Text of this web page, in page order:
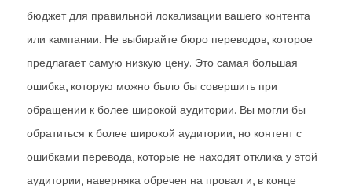
бюджет для правильной локализации вашего контента
или кампании. Не выбирайте бюро переводов, которое
предлагает самую низкую цену. Это самая большая
ошибка, которую можно было бы совершить при
обращении к более широкой аудитории. Вы могли бы
обратиться к более широкой аудитории, но контент с
ошибками перевода, которые не находят отклика у этой
аудитории, наверняка обречен на провал и, в конце